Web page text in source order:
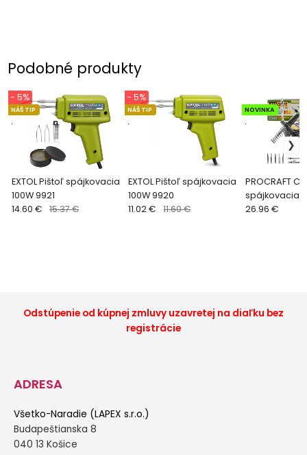
Podobné produkty
EXTOL Pištoľ spájkovacia
100W 9921
NÁŠ TIP
.
- 5%
14.60 € 15.37 €
EXTOL Pištoľ spájkovacia
100W 9920
NÁŠ TIP
.
- 5%
11.02 € 11.60 €
PROCRAFT
spájkovacia
Procraft (bez
NOVINKA
.
26.96 €
Odstúpenie od kúpnej zmluvy uzavretej na diaľku bez
registrácie
ADRESA
Všetko-Naradie (LAPEX s.r.o.)
Budapeštianska 8
040 13 Košice